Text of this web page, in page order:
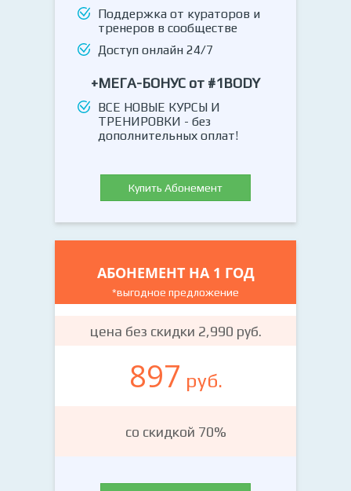
Поддержка от кураторов и
тренеров в сообществе
Доступ онлайн 24/7
+МЕГА-БОНУС от #1BODY
ВСЕ НОВЫЕ КУРСЫ И
ТРЕНИРОВКИ - без
дополнительных оплат!
Купить Абонемент
АБОНЕМЕНТ НА 1 ГОД
*выгодное предложение
цена без скидки 2,990 руб.
897 руб.
со скидкой 70%